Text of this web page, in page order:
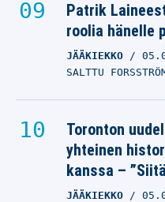
Patrik
roolia hänelle
JÄÄKIEKKO
SALTTU
Toronton
yhteinen
kanssa –
JÄÄKIEKKO